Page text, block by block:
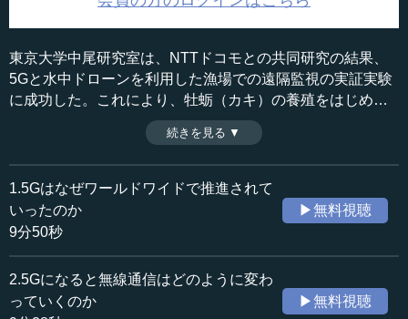
東京大学中尾研究室は、NTTドコモとの共同研究の結果、
5Gと水中ドローンを利用した漁場での遠隔監視の実証実験
に成功した。これにより、牡蛎（カキ）の養殖をはじめと
する漁業従事者の大きな負担を軽減することが期待されて
いる。（全9話中第9話）
収録日：2019年12月4日
追加日：2020年1月27日
カテゴリー：
科学技術
≪全文≫
●5Gを使った新しい実証実験に成功
続きを見る ▼
1.5Gはなぜワールドワイドで推進されて
いったのか
9分50秒
▶無料視聴
2.5Gになると無線通信はどのように変わ
っていくのか
▶無料視聴